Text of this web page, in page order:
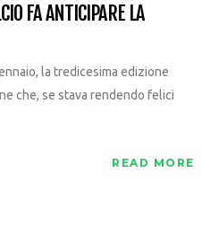
FA ANTICIPARE LA
la tredicesima edizione
che, se stava rendendo felici
READ MORE